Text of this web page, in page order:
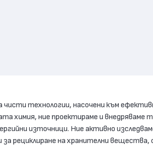
технологии, насочени към
химия, ние проектираме и внедряваме
източници. Ние активно
рециклиране на хранителни